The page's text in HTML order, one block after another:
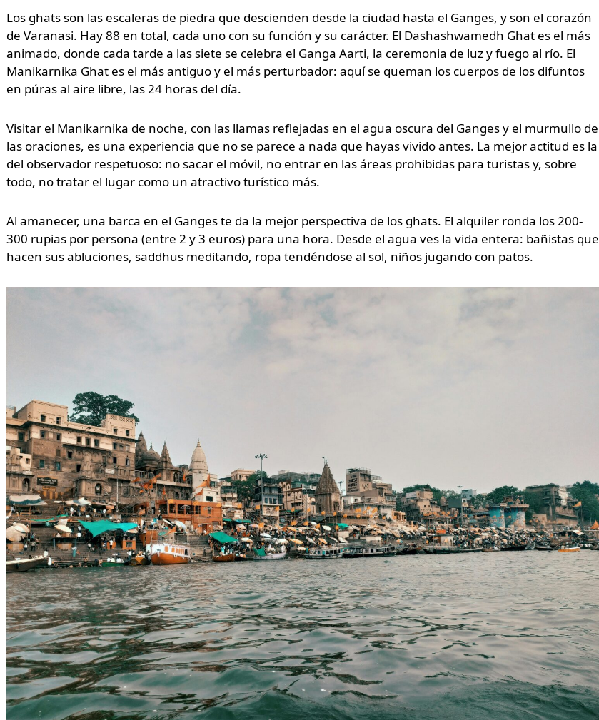
Los ghats son las escaleras de piedra que descienden desde la ciudad hasta el Ganges, y son el corazón
de Varanasi. Hay 88 en total, cada uno con su función y su carácter. El Dashashwamedh Ghat es el más
animado, donde cada tarde a las siete se celebra el Ganga Aarti, la ceremonia de luz y fuego al río. El
Manikarnika Ghat es el más antiguo y el más perturbador: aquí se queman los cuerpos de los difuntos
en púras al aire libre, las 24 horas del día.
Visitar el Manikarnika de noche, con las llamas reflejadas en el agua oscura del Ganges y el murmullo de
las oraciones, es una experiencia que no se parece a nada que hayas vivido antes. La mejor actitud es la
del observador respetuoso: no sacar el móvil, no entrar en las áreas prohibidas para turistas y, sobre
todo, no tratar el lugar como un atractivo turístico más.
Al amanecer, una barca en el Ganges te da la mejor perspectiva de los ghats. El alquiler ronda los 200-
300 rupias por persona (entre 2 y 3 euros) para una hora. Desde el agua ves la vida entera: bañistas que
hacen sus abluciones, saddhus meditando, ropa tendéndose al sol, niños jugando con patos.